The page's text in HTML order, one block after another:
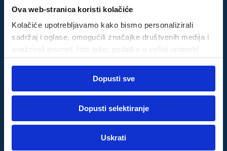
Ova web-stranica koristi kolačiće
Kolačiće upotrebljavamo kako bismo personalizirali
sadržaj i oglase, omogućili značajke društvenih medija i
analizirali promet. Isto tako, podatke o vašoj upotrebi
drugim podacima koje ste im pružili ili koje su prikupili
dok ste upotrebljavali njihove usluge.
Dopusti sve
Dopusti selektiranje
Uskrati